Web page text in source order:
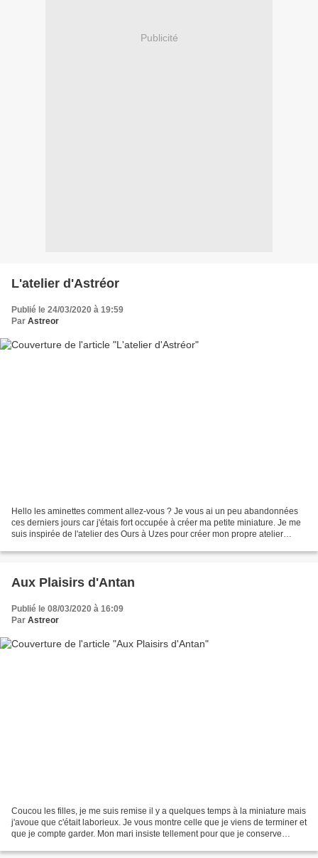
Publicité
L'atelier d'Astréor
Publié le 24/03/2020 à 19:59
Par Astreor
Hello les aminettes comment allez-vous ? Je vous ai un peu abandonnées
ces derniers jours car j'étais fort occupée à créer ma petite miniature. Je me
suis inspirée de l'atelier des Ours à Uzes pour créer mon propre atelier
Aux Plaisirs d'Antan
Publié le 08/03/2020 à 16:09
Par Astreor
Coucou les filles, je me suis remise il y a quelques temps à la miniature mais
j'avoue que c'était laborieux. Je vous montre celle que je viens de terminer et
que je compte garder. Mon mari insiste tellement pour que je conserve